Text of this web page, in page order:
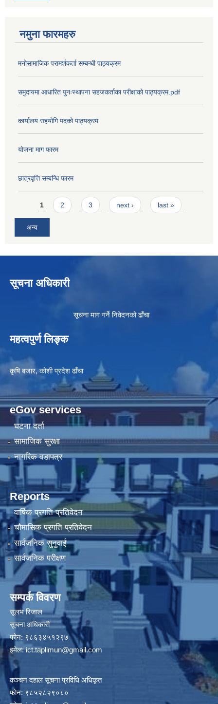
नमुना फारमहरु
मनोसामाजिक परामर्शकर्ता सम्बन्धी पाठ्यक्रम
समुदायमा आधारित पुनःस्थापना सहजकर्ताका परीक्षाको पाठ्यक्रम.pdf
कार्यालय सहयोगि पदको पाठ्यक्रम
योजना माग फारम
छात्रवृत्ति सम्बन्धि फारम
Pages
1 2 3 next › last »
अन्य
सूचना अधिकारी
सूचना माग गर्ने निवेदनको ढाँचा
महत्वपुर्ण लिङ्क
कृषि बजार, कोशी प्रदेश ढाँचा
eGov services
घटना दर्ता
सामाजिक सुरक्षा
नागरिक वडापत्र
Reports
वार्षिक प्रगति प्रतिवेदन
चौमासिक प्रगति प्रतिवेदन
सार्वजनिक सुनुवाई
सार्वजनिक परीक्षण
सम्पर्क विवरण
सूलभ रिजाल
सूचना अधिकारी
फोन: ९८६३४५१२९७
इमेल:ict.taplimun@gmail.com
कञ्‍चन दहाल सूचना प्रविधि अधिकृत
फोन: ९८५२८२९०८०